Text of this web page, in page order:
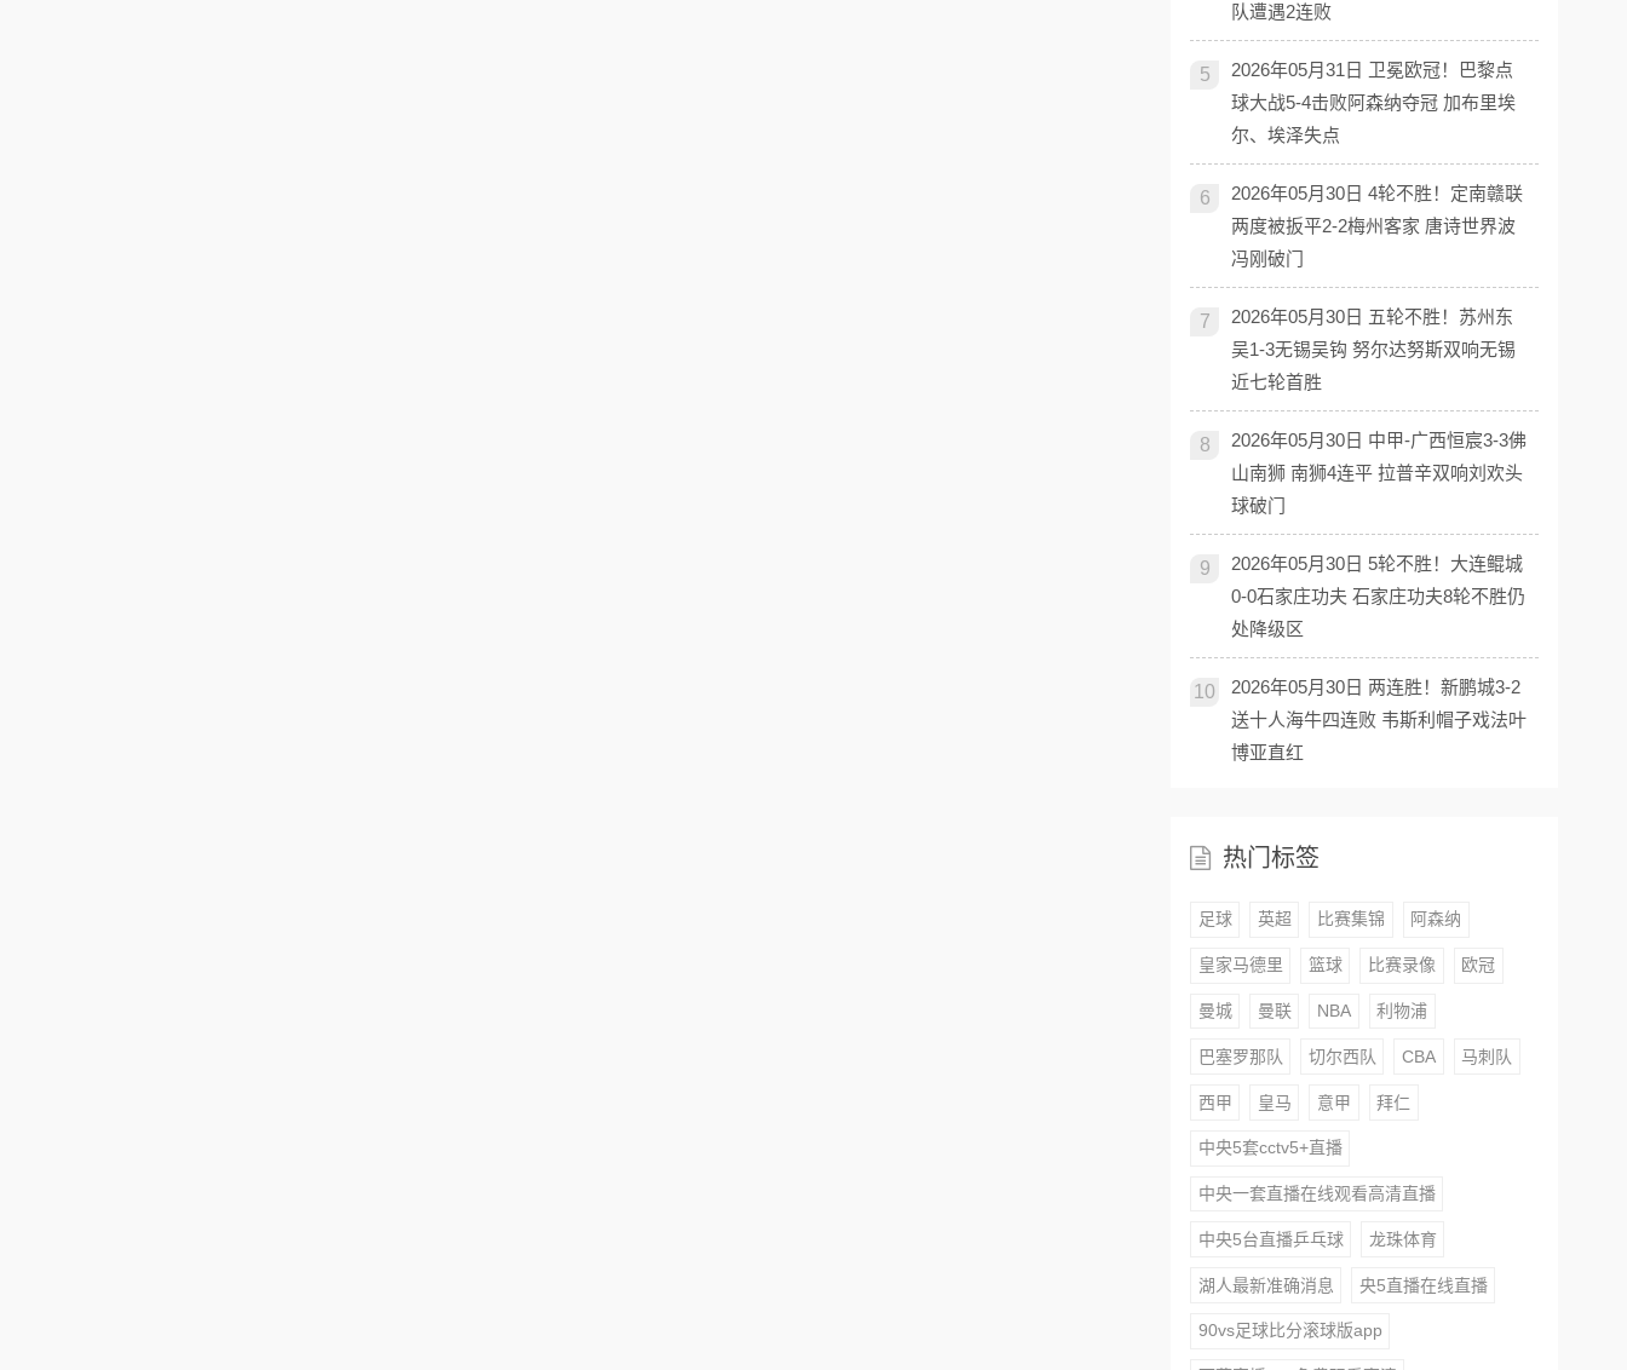
队遭遇2连败
5
2026年05月31日 卫冕欧冠！巴黎点
球大战5-4击败阿森纳夺冠 加布里埃
尔、埃泽失点
6
2026年05月30日 4轮不胜！定南赣联
两度被扳平2-2梅州客家 唐诗世界波
冯刚破门
7
2026年05月30日 五轮不胜！苏州东
吴1-3无锡吴钩 努尔达努斯双响无锡
近七轮首胜
8
2026年05月30日 中甲-广西恒宸3-3佛
山南狮 南狮4连平 拉普辛双响刘欢头
球破门
9
2026年05月30日 5轮不胜！大连鲲城
0-0石家庄功夫 石家庄功夫8轮不胜仍
处降级区
10
2026年05月30日 两连胜！新鹏城3-2
送十人海牛四连败 韦斯利帽子戏法叶
博亚直红
热门标签
足球 英超 比赛集锦 阿森纳
皇家马德里 篮球 比赛录像 欧冠
曼城 曼联 NBA 利物浦
巴塞罗那队 切尔西队 CBA 马刺队
西甲 皇马 意甲 拜仁
中央5套cctv5+直播
中央一套直播在线观看高清直播
中央5台直播乒乓球 龙珠体育
湖人最新准确消息 央5直播在线直播
90vs足球比分滚球版app